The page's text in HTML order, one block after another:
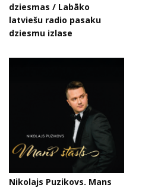
dziesmas / Labāko
latviešu radio pasaku
dziesmu izlase
Nikolajs Puzikovs. Mans